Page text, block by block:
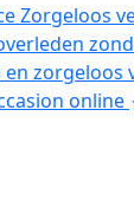
Zorgeloos
en zorgeloos
online